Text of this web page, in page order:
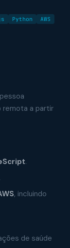
Python
AWS
remota a partir
.
, incluindo
de saúde